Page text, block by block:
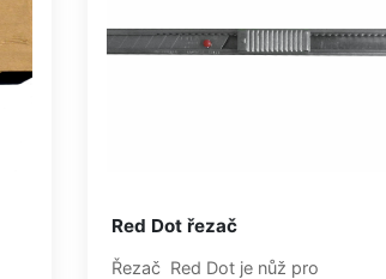
Red Dot řezač
Řezač Red Dot je nůž pro